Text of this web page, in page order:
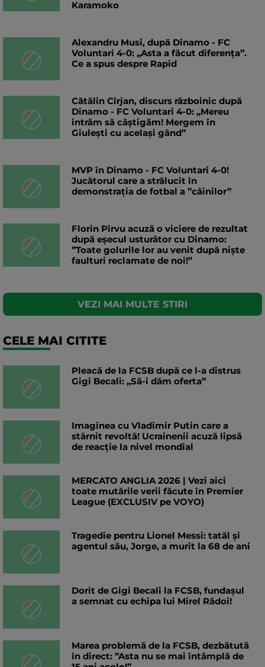
Karamoko
Alexandru Musi, după Dinamo - FC
Voluntari 4-0: „Asta a făcut diferența”.
Ce a spus despre Rapid
Cătălin Cîrjan, discurs războinic după
Dinamo - FC Voluntari 4-0: „Mereu
intrăm să câștigăm! Mergem în
Giulești cu același gând”
MVP în Dinamo - FC Voluntari 4-0!
Jucătorul care a strălucit în
demonstrația de fotbal a ”câinilor”
Florin Pîrvu acuză o viciere de rezultat
după eșecul usturător cu Dinamo:
”Toate golurile lor au venit după niște
faulturi reclamate de noi!”
VEZI MAI MULTE STIRI
CELE MAI CITITE
Pleacă de la FCSB după ce l-a distrus
Gigi Becali: „Să-i dăm oferta”
Imaginea cu Vladimir Putin care a
stârnit revoltă! Ucrainenii acuză lipsă
de reacție la nivel mondial
MERCATO ANGLIA 2026 | Vezi aici
toate mutările verii făcute în Premier
League (EXCLUSIV pe VOYO)
Tragedie pentru Lionel Messi: tatăl și
agentul său, Jorge, a murit la 68 de ani
Dorit de Gigi Becali la FCSB, fundașul
a semnat cu echipa lui Mirel Rădoi!
Marea problemă de la FCSB, dezbătută
în direct: ”Asta nu se mai întâmplă de